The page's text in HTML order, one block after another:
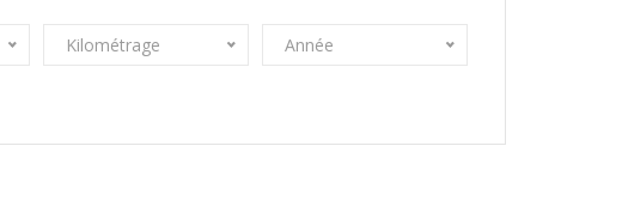
Kilométrage Année